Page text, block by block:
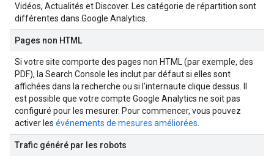
Vidéos, Actualités et Discover. Les catégorie de répartition sont
différentes dans Google Analytics.
Pages non HTML
Si votre site comporte des pages non HTML (par exemple, des
PDF), la Search Console les inclut par défaut si elles sont
affichées dans la recherche ou si l'internaute clique dessus. Il
est possible que votre compte Google Analytics ne soit pas
configuré pour les mesurer. Pour commencer, vous pouvez
activer les événements de mesures améliorées.
Trafic généré par les robots